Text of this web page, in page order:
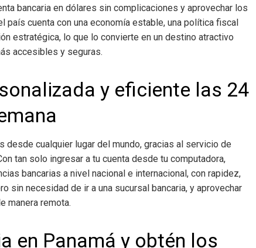
bancaria en dólares sin complicaciones y aprovechar los
cuenta con una economía estable, una política fiscal
estratégica, lo que lo convierte en un destino atractivo
accesibles y seguras.
y eficiente las 24
cualquier lugar del mundo, gracias al servicio de
tan solo ingresar a tu cuenta desde tu computadora,
bancarias a nivel nacional e internacional, con rapidez,
sin necesidad de ir a una sucursal bancaria, y aprovechar
manera remota.
en Panamá y obtén los